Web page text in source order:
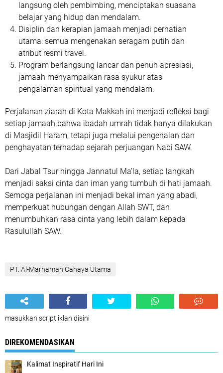
Jamaah tampak penuh semangat mengikuti bimbingan dan
tausiyah dari Ustadz Dr. Azhar Burhanuddin di setiap lokasi.
Beliau memberikan penjelasan sejarah dan hikmah spiritual
dari setiap tempat yang dikunjungi.
“City tour ini bukan sekadar wisata religi, tapi perjalanan
tempat menyimpan pelajaran tentang kesabaran,
ketulusan, dan cinta kepada Allah,” ungkap Ustadz Azhar.
Para jamaah, baik laki-laki maupun perempuan, mengikuti
dengan tertib dan khusyuk. Jamaah pria membawa pakaian
ihram di ransel, sedangkan jamaah perempuan mengenakan
pakaian muslimah hitam yang suci dan menutup aurat.
5 Fakta Menarik dari City Tour Makkah Jamaah
Almarhamah
sekadar kunjungan fisik.
mengharukan, tempat jamaah merenungkan kisah
hijrah dan cinta sejati manusia pertama.
Setiap destinasi disertai penjelasan historis
belajar yang hidup dan mendalam.
Disiplin dan kerapian jamaahmenjadi perhatian
utama: semua mengenakan seragam putih dan